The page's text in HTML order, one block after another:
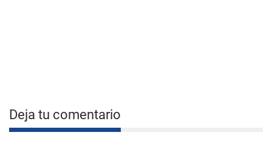
Deja tu comentario